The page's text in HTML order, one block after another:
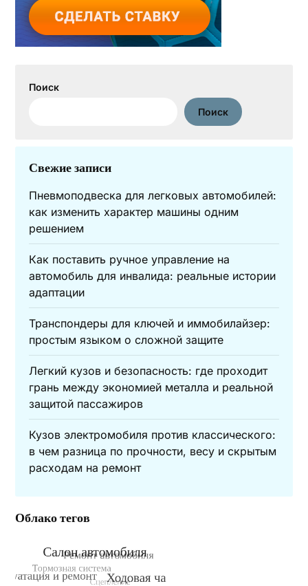
Поиск
Поиск
Свежие записи
Пневмоподвеска для легковых автомобилей:
как изменить характер машины одним
решением
Как поставить ручное управление на
автомобиль для инвалида: реальные истории
адаптации
Транспондеры для ключей и иммобилайзер:
простым языком о сложной защите
Легкий кузов и безопасность: где проходит
грань между экономией металла и реальной
защитой пассажиров
Кузов электромобиля против классического:
в чем разница по прочности, весу и скрытым
расходам на ремонт
Облако тегов